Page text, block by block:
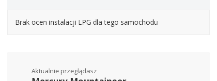
Brak ocen instalacji LPG dla tego samochodu
Aktualnie przeglądasz